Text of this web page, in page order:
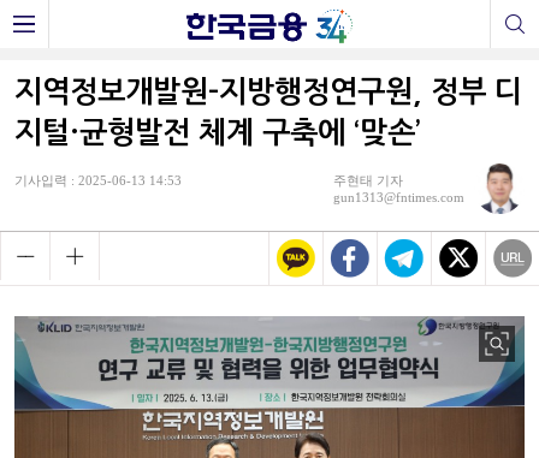
지역정보개발원-지방행정연구원, 정부 디
지털·균형발전 체계 구축에 ‘맞손’
기사입력 : 2025-06-13 14:53
주현태 기자
gun1313@fntimes.com